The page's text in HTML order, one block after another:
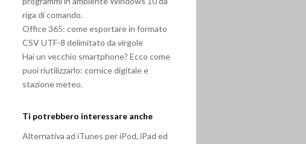
riga di comando.
Office 365: come esportare in formato
CSV UTF-8 delimitato da virgole
Hai un vecchio smartphone? Ecco come
puoi riutilizzarlo: cornice digitale e
stazione meteo.
Ti potrebbero interessare anche
Alternativa ad iTunes per iPod, iPad ed